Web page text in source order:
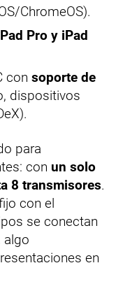
ChromeOS).
Pro y iPad
con soporte de
dispositivos
para
con un solo
8 transmisores.
con el
se conectan
algo
en